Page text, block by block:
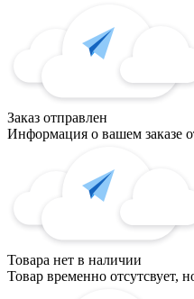
Заказ отправлен
Информация о вашем заказе
Товара нет в наличии
Товар временно отсутсвует,